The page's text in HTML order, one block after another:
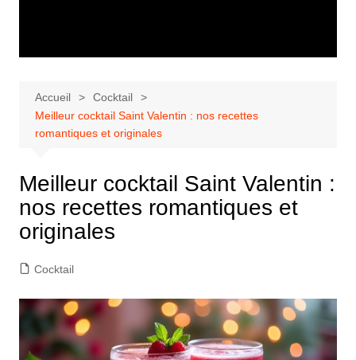
Accueil
Cocktail
Meilleur cocktail Saint Valentin : nos recettes
romantiques et originales
Meilleur cocktail Saint Valentin :
nos recettes romantiques et
originales
Cocktail